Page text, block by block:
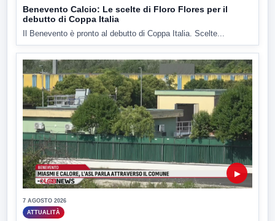
Benevento Calcio: Le scelte di Floro Flores per il
debutto di Coppa Italia
Il Benevento è pronto al debutto di Coppa Italia. Scelte...
▶
7 AGOSTO 2026
ATTUALITÀ